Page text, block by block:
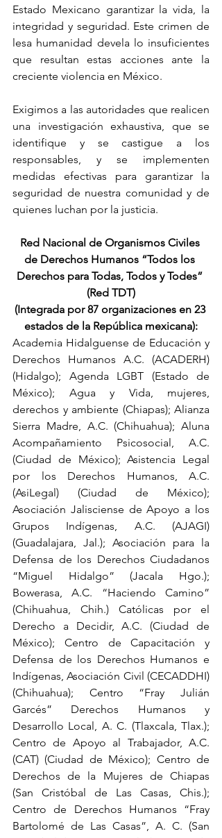
Estado Mexicano garantizar la vida, la
integridad y seguridad. Este crimen de
lesa humanidad devela lo insuficientes
que resultan estas acciones ante la
creciente violencia en México.
Exigimos a las autoridades que realicen
una investigación exhaustiva, que se
identifique y se castigue a los
responsables, y se implementen
medidas efectivas para garantizar la
seguridad de nuestra comunidad y de
quienes luchan por la justicia.
Red Nacional de Organismos Civiles
de Derechos Humanos “Todos los
Derechos para Todas, Todos y Todes”
(Red TDT)
(Integrada por 87 organizaciones en 23
estados de la República mexicana):
Academia Hidalguense de Educación y
Derechos Humanos A.C. (ACADERH)
(Hidalgo); Agenda LGBT (Estado de
México); Agua y Vida, mujeres,
derechos y ambiente (Chiapas); Alianza
Sierra Madre, A.C. (Chihuahua); Aluna
Acompañamiento Psicosocial, A.C.
(Ciudad de México); Asistencia Legal
por los Derechos Humanos, A.C.
(AsiLegal) (Ciudad de México);
Asociación Jalisciense de Apoyo a los
Grupos Indígenas, A.C. (AJAGI)
(Guadalajara, Jal.); Asociación para la
Defensa de los Derechos Ciudadanos
“Miguel Hidalgo” (Jacala Hgo.);
Bowerasa, A.C. “Haciendo Camino”
(Chihuahua, Chih.) Católicas por el
Derecho a Decidir, A.C. (Ciudad de
México); Centro de Capacitación y
Defensa de los Derechos Humanos e
Indígenas, Asociación Civil (CECADDHI)
(Chihuahua); Centro “Fray Julián
Garcés” Derechos Humanos y
Desarrollo Local, A. C. (Tlaxcala, Tlax.);
Centro de Apoyo al Trabajador, A.C.
(CAT) (Ciudad de México); Centro de
Derechos de la Mujeres de Chiapas
(San Cristóbal de Las Casas, Chis.);
Centro de Derechos Humanos “Fray
Bartolomé de Las Casas”, A. C. (San